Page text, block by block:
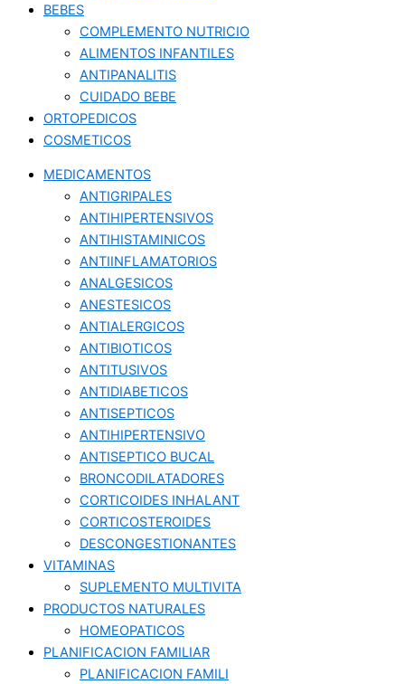
BEBES
COMPLEMENTO NUTRICIO
ALIMENTOS INFANTILES
ANTIPANALITIS
CUIDADO BEBE
ORTOPEDICOS
COSMETICOS
MEDICAMENTOS
ANTIGRIPALES
ANTIHIPERTENSIVOS
ANTIHISTAMINICOS
ANTIINFLAMATORIOS
ANALGESICOS
ANESTESICOS
ANTIALERGICOS
ANTIBIOTICOS
ANTITUSIVOS
ANTIDIABETICOS
ANTISEPTICOS
ANTIHIPERTENSIVO
ANTISEPTICO BUCAL
BRONCODILATADORES
CORTICOIDES INHALANT
CORTICOSTEROIDES
DESCONGESTIONANTES
VITAMINAS
SUPLEMENTO MULTIVITA
PRODUCTOS NATURALES
HOMEOPATICOS
PLANIFICACION FAMILIAR
PLANIFICACION FAMILI